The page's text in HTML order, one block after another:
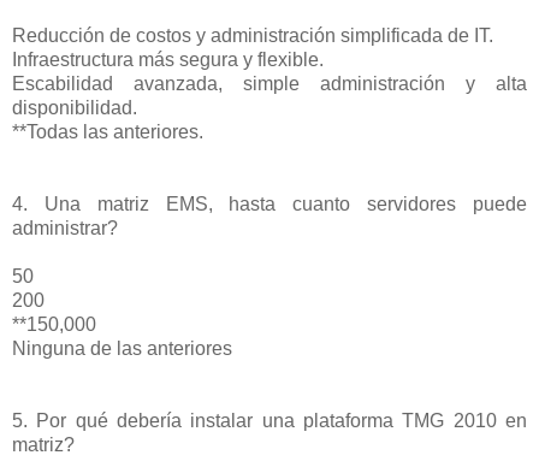
Reducción de costos y administración simplificada de IT.
Infraestructura más segura y flexible.
Escabilidad avanzada, simple administración y alta
disponibilidad.
**Todas las anteriores.
4. Una matriz EMS, hasta cuanto servidores puede
administrar?
50
200
**150,000
Ninguna de las anteriores
5. Por qué debería instalar una plataforma TMG 2010 en
matriz?